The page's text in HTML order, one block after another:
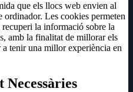
que els llocs web envien al
ordinador. Les cookies permeten
la informació sobre la
amb la finalitat de millorar els
tenir una millor experiència en